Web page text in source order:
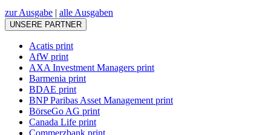
zur Ausgabe | alle Ausgaben
UNSERE PARTNER
Acatis print
AfW print
AXA Investment Managers print
Barmenia print
BDAE print
BNP Paribas Asset Management print
BörseGo AG print
Canada Life print